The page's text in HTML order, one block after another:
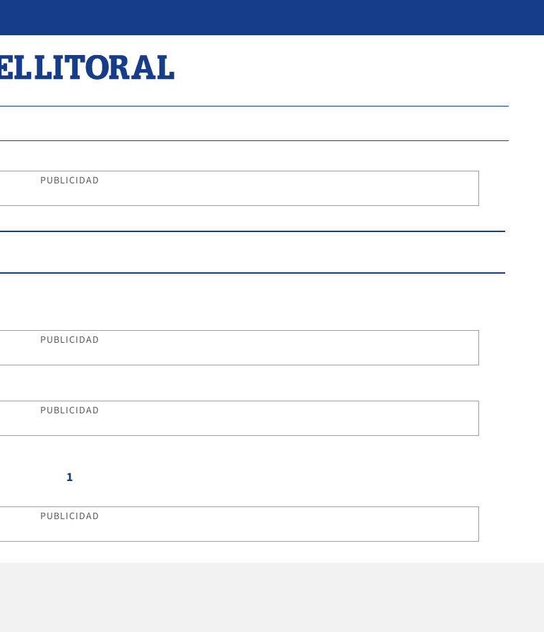
PUBLICIDAD
PUBLICIDAD
PUBLICIDAD
1
PUBLICIDAD